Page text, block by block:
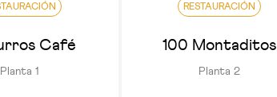
Café
Planta 1
RESTAURACIÓN
100 Montaditos
Planta 2